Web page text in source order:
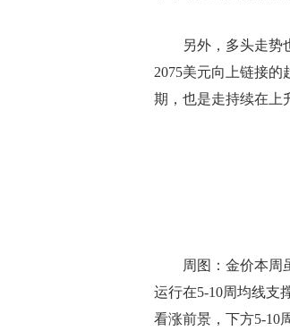
另外，多头走势也
2075美元向上链接
期，也是走持续在上
周图：金价本周虽
运行在5-10周均线支
看涨前景，下方5-10